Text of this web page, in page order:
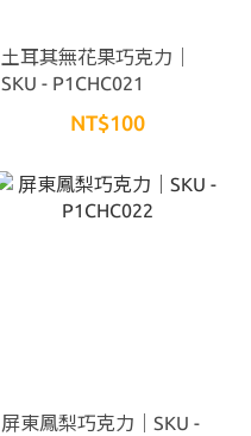
土耳其無花果巧克力｜
SKU - P1CHC021
NT$100
屏東鳳梨巧克力｜SKU -